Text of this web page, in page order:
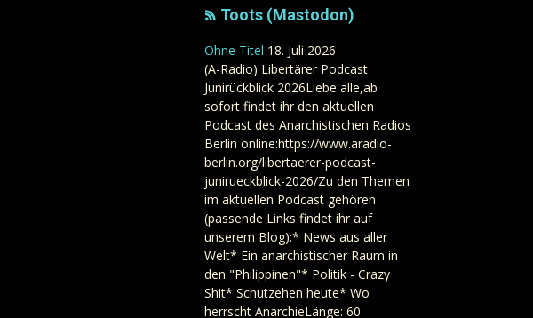
Toots (Mastodon)
Ohne Titel 18. Juli 2026
(A-Radio) Libertärer Podcast
Junirückblick 2026Liebe alle,ab
sofort findet ihr den aktuellen
Podcast des Anarchistischen Radios
Berlin online:https://www.aradio-
berlin.org/libertaerer-podcast-
junirueckblick-2026/Zu den Themen
im aktuellen Podcast gehören
(passende Links findet ihr auf
unserem Blog):* News aus aller
Welt* Ein anarchistischer Raum in
den "Philippinen"* Politik - Crazy
Shit* Schutzehen heute* Wo
herrscht AnarchieLänge: 60